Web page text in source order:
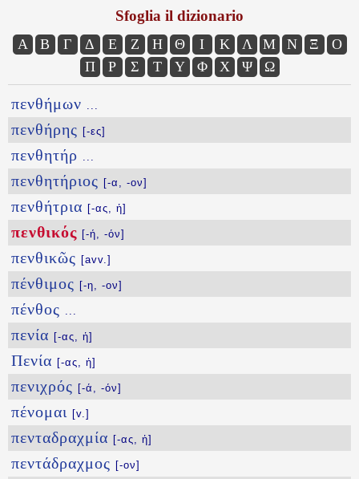
Sfoglia il dizionario
Α Β Γ Δ Ε Ζ Η Θ Ι Κ Λ Μ Ν Ξ
Ο
Π
Ρ Σ Τ Υ Φ Χ Ψ Ω
πενθήμων ...
πενθήρης [-ες]
πενθητήρ ...
πενθητήριος [-α, -ον]
πενθήτρια [-ας, ἡ]
πενθικός [-ή, -όν]
πενθικῶς [avv.]
πένθιμος [-η, -ον]
πένθος ...
πενία [-ας, ἡ]
Πενία [-ας, ἡ]
πενιχρός [-ά, -όν]
πένομαι [v.]
πενταδραχμία [-ας, ἡ]
πεντάδραχμος [-ον]